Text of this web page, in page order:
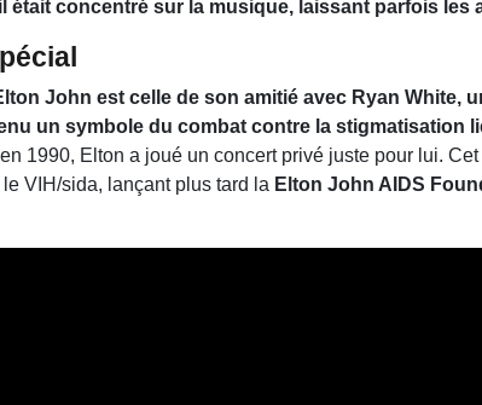
était concentré sur la musique, laissant parfois les
John est celle de son amitié avec Ryan White,
un symbole du combat contre la stigmatisation
1990, Elton a joué un concert privé juste pour lui.
VIH/sida, lançant plus tard la Elton John AIDS